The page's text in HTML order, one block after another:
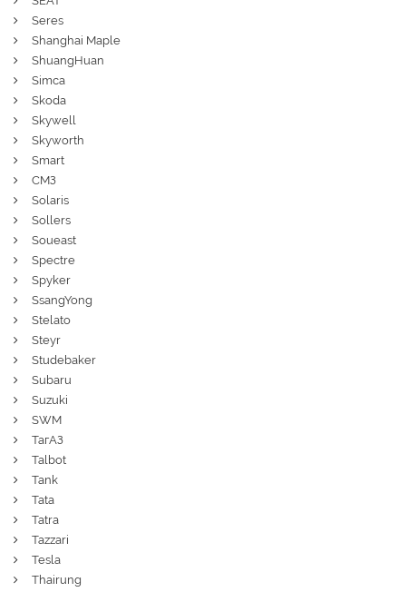
Seres
Shanghai Maple
ShuangHuan
Simca
Skoda
Skywell
Skyworth
Smart
СМЗ
Solaris
Sollers
Soueast
Spectre
Spyker
SsangYong
Stelato
Steyr
Studebaker
Subaru
Suzuki
SWM
ТагАЗ
Talbot
Tank
Tata
Tatra
Tazzari
Tesla
Thairung